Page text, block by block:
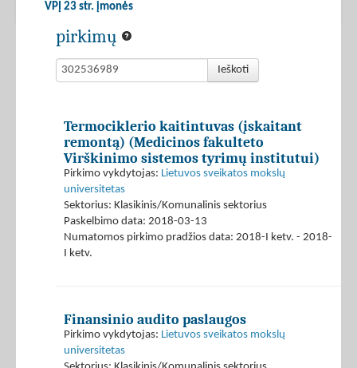
VPĮ 23 str. įmonės
pirkimų
Ieškoti
Termociklerio kaitintuvas (įskaitant
remontą) (Medicinos fakulteto
Virškinimo sistemos tyrimų institutui)
Pirkimo vykdytojas: Lietuvos sveikatos mokslų
universitetas
Sektorius: Klasikinis/Komunalinis sektorius
Paskelbimo data: 2018-03-13
Numatomos pirkimo pradžios data: 2018-I ketv. - 2018-
I ketv.
Finansinio audito paslaugos
Pirkimo vykdytojas: Lietuvos sveikatos mokslų
universitetas